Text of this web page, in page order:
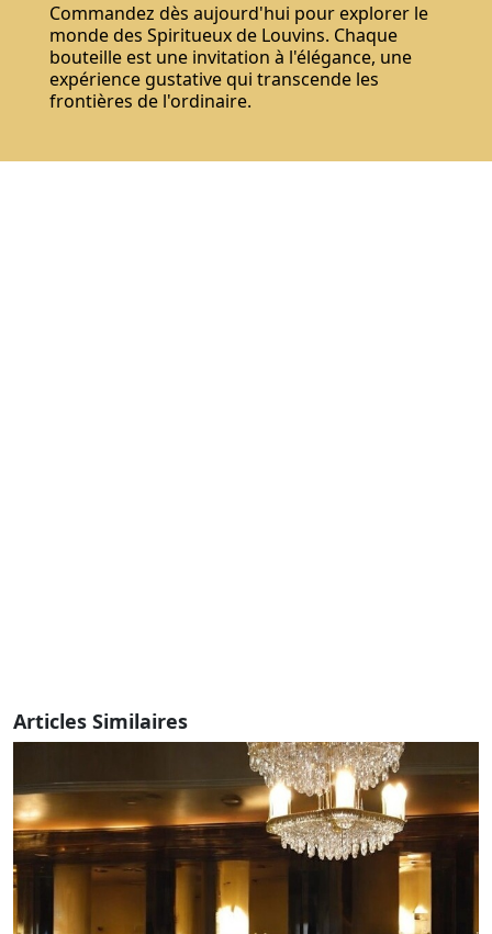
Commandez dès aujourd'hui pour explorer le
monde des Spiritueux de Louvins. Chaque
bouteille est une invitation à l'élégance, une
expérience gustative qui transcende les
frontières de l'ordinaire.
Articles Similaires